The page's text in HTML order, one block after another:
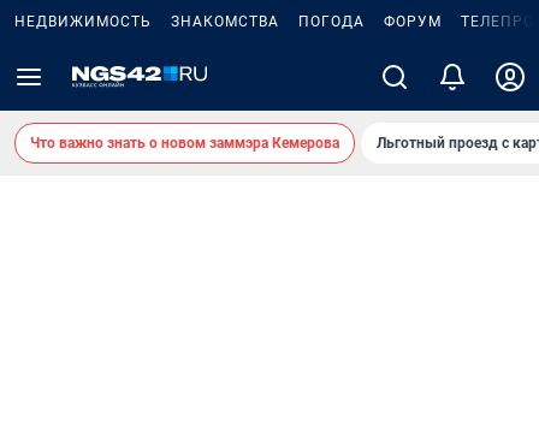
НЕДВИЖИМОСТЬ ЗНАКОМСТВА ПОГОДА ФОРУМ
Что важно знать о новом заммэра Кемерова Льготный проезд с